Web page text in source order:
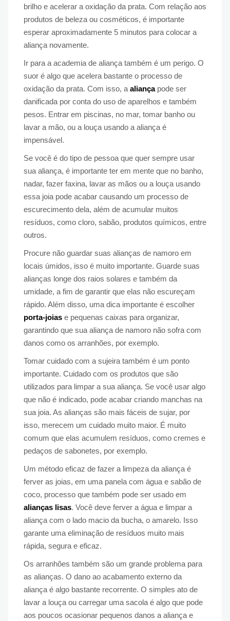
brilho e acelerar a oxidação da prata. Com relação aos
produtos de beleza ou cosméticos, é importante
esperar aproximadamente 5 minutos para colocar a
aliança novamente.
Ir para a academia de aliança também é um perigo. O
suor é algo que acelera bastante o processo de
oxidação da prata. Com isso, a aliançapode ser
danificada por conta do uso de aparelhos e também
pesos. Entrar em piscinas, no mar, tomar banho ou
lavar a mão, ou a louça usando a aliança é
impensável.
Se você é do tipo de pessoa que quer sempre usar
sua aliança, é importante ter em mente que no banho,
nadar, fazer faxina, lavar as mãos ou a louça usando
essa joia pode acabar causando um processo de
escurecimento dela, além de acumular muitos
resíduos, como cloro, sabão, produtos químicos, entre
outros.
Procure não guardar suas alianças de namoro em
locais úmidos, isso é muito importante. Guarde suas
alianças longe dos raios solares e também da
umidade, a fim de garantir que elas não escureçam
rápido. Além disso, uma dica importante é escolher
porta-joias e pequenas caixas para organizar,
garantindo que sua aliança de namoro não sofra com
danos como os arranhões, por exemplo.
Tomar cuidado com a sujeira também é um ponto
importante. Cuidado com os produtos que são
utilizados para limpar a sua aliança. Se você usar algo
que não é indicado, pode acabar criando manchas na
sua joia. As alianças são mais fáceis de sujar, por
isso, merecem um cuidado muito maior. É muito
comum que elas acumulem resíduos, como cremes e
pedaços de sabonetes, por exemplo.
Um método eficaz de fazer a limpeza da aliança é
ferver as joias, em uma panela com água e sabão de
coco, processo que também pode ser usado em
alianças lisas. Você deve ferver a água e limpar a
aliança com o lado macio da bucha, o amarelo. Isso
garante uma eliminação de resíduos muito mais
rápida, segura e eficaz.
Os arranhões também são um grande problema para
as alianças. O dano ao acabamento externo da
aliança é algo bastante recorrente. O simples ato de
lavar a louça ou carregar uma sacola é algo que pode
aos poucos ocasionar pequenos danos a aliança e